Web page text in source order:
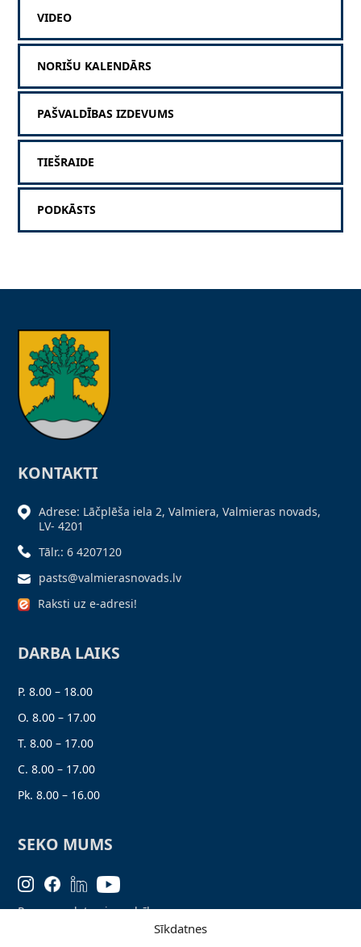
Sīkdatnes
VIDEO
NORIŠU KALENDĀRS
PAŠVALDĪBAS IZDEVUMS
TIEŠRAIDE
PODKĀSTS
KONTAKTI
Adrese: Lāčplēša iela 2, Valmiera, Valmieras novads,
LV- 4201
Tālr.: 6 4207120
pasts@valmierasnovads.lv
Raksti uz e-adresi!
DARBA LAIKS
P. 8.00 – 18.00
O. 8.00 – 17.00
T. 8.00 – 17.00
C. 8.00 – 17.00
Pk. 8.00 – 16.00
SEKO MUMS
Personas datu aizsardzība